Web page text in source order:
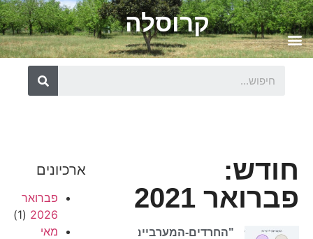
קרוסלה
חודש:
פברואר 2021
"החרדים-המערביים"
ארכיונים
פברואר
2026
(1)
מאי